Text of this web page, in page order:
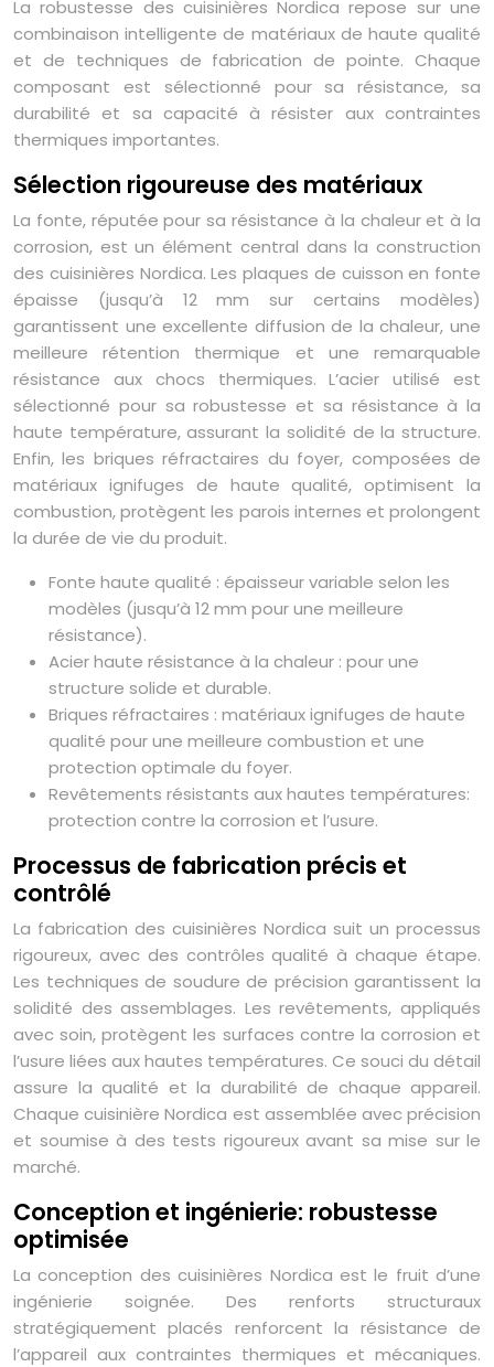
La robustesse des cuisinières Nordica repose sur une
combinaison intelligente de matériaux de haute qualité
et de techniques de fabrication de pointe. Chaque
composant est sélectionné pour sa résistance, sa
durabilité et sa capacité à résister aux contraintes
thermiques importantes.
Sélection rigoureuse des matériaux
La fonte, réputée pour sa résistance à la chaleur et à la
corrosion, est un élément central dans la construction
des cuisinières Nordica. Les plaques de cuisson en fonte
épaisse (jusqu’à 12 mm sur certains modèles)
garantissent une excellente diffusion de la chaleur, une
meilleure rétention thermique et une remarquable
résistance aux chocs thermiques. L’acier utilisé est
sélectionné pour sa robustesse et sa résistance à la
haute température, assurant la solidité de la structure.
Enfin, les briques réfractaires du foyer, composées de
matériaux ignifuges de haute qualité, optimisent la
combustion, protègent les parois internes et prolongent
la durée de vie du produit.
Fonte haute qualité : épaisseur variable selon les
modèles (jusqu’à 12 mm pour une meilleure
résistance).
Acier haute résistance à la chaleur : pour une
structure solide et durable.
Briques réfractaires : matériaux ignifuges de haute
qualité pour une meilleure combustion et une
protection optimale du foyer.
Revêtements résistants aux hautes températures:
protection contre la corrosion et l’usure.
Processus de fabrication précis et
contrôlé
La fabrication des cuisinières Nordica suit un processus
rigoureux, avec des contrôles qualité à chaque étape.
Les techniques de soudure de précision garantissent la
solidité des assemblages. Les revêtements, appliqués
avec soin, protègent les surfaces contre la corrosion et
l’usure liées aux hautes températures. Ce souci du détail
assure la qualité et la durabilité de chaque appareil.
Chaque cuisinière Nordica est assemblée avec précision
et soumise à des tests rigoureux avant sa mise sur le
marché.
Conception et ingénierie: robustesse
optimisée
La conception des cuisinières Nordica est le fruit d’une
ingénierie soignée. Des renforts structuraux
stratégiquement placés renforcent la résistance de
l’appareil aux contraintes thermiques et mécaniques.